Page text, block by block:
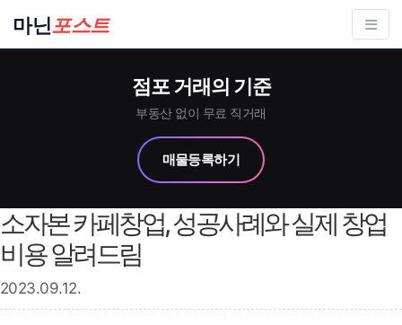
마닌포스트
점포 거래의 기준
부동산 없이 무료 직거래
매물등록하기
소자본 카페창업, 성공사례와 실제 창업
비용 알려드림
2023.09.12.